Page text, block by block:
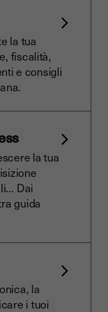
la tua
fiscalità,
e consigli
la tua
Dai
guida
la
i tuoi